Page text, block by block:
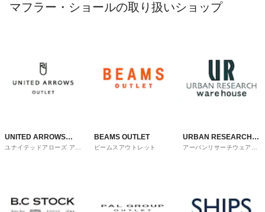
マフラー・ショールの取り扱いショップ
UNITED ARROWS
OUTLET
ユナイテッドアローズ アウ
BEAMS OUTLET
ビームスアウトレット
URBAN RESEARCH
ware house
アーバンリサーチウェアハ